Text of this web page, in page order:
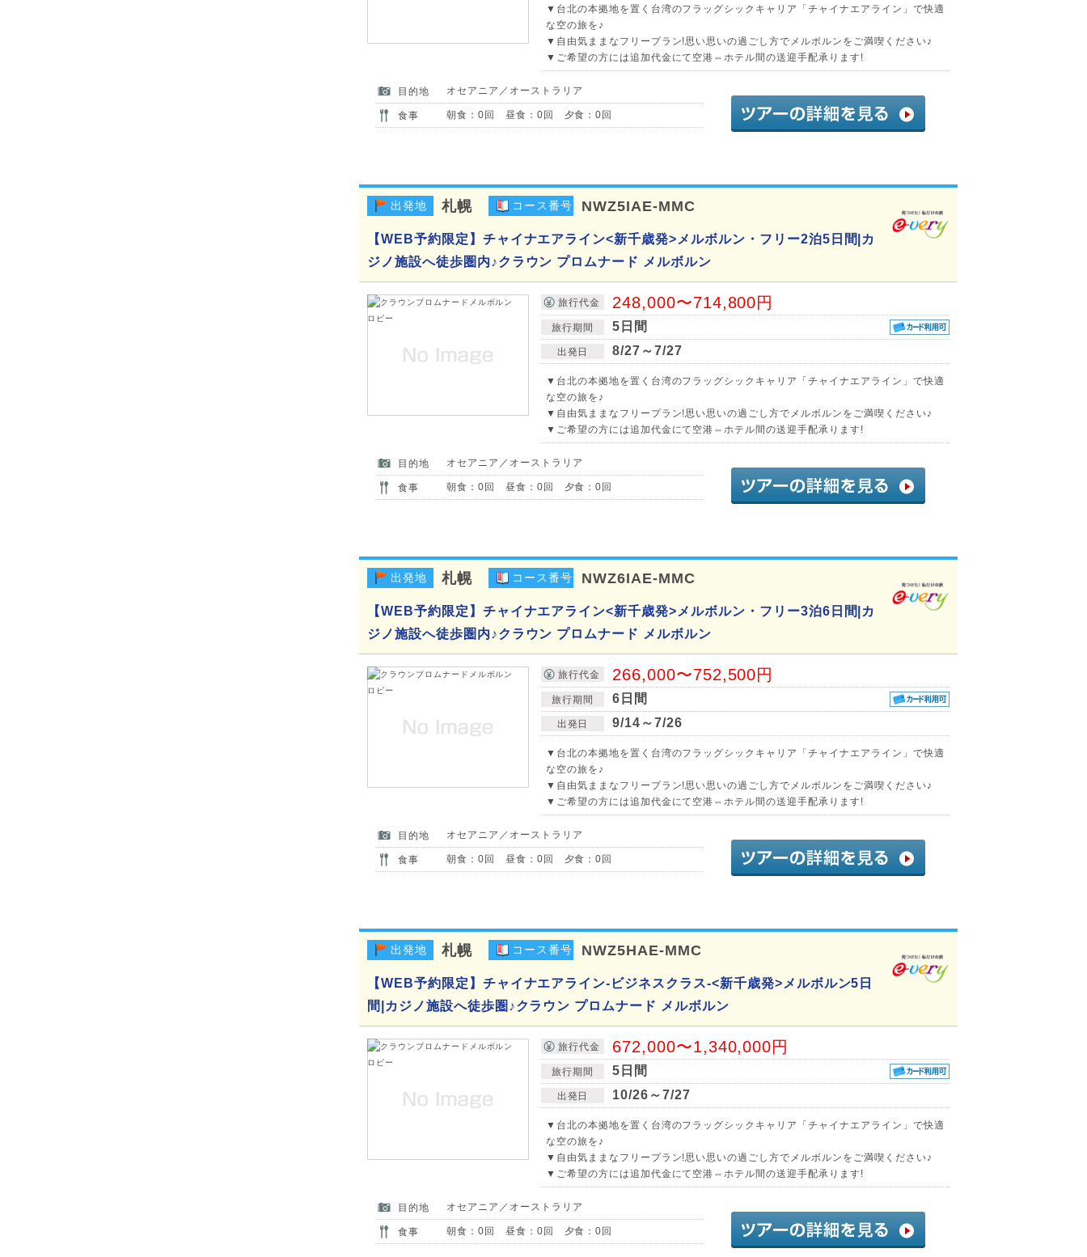
▼台北の本拠地を置く台湾のフラッグシックキャリア「チャイナエアライン」で快適
な空の旅を♪
▼自由気ままなフリープラン!思い思いの過ごし方でメルボルンをご満喫ください♪
▼ご希望の方には追加代金にて空港⇔ホテル間の送迎手配承ります!
目的地 オセアニア／オーストラリア
食事 朝食：0回 昼食：0回 夕食：0回
出発地 札幌 コース番号 NWZ5IAE-MMC
【WEB予約限定】チャイナエアライン<新千歳発>メルボルン・フリー2泊5日間|カ
ジノ施設へ徒歩圏内♪クラウン プロムナード メルボルン
旅行代金 248,000〜714,800円
旅行期間 5日間
出発日 8/27～7/27
▼台北の本拠地を置く台湾のフラッグシックキャリア「チャイナエアライン」で快適
な空の旅を♪
▼自由気ままなフリープラン!思い思いの過ごし方でメルボルンをご満喫ください♪
▼ご希望の方には追加代金にて空港⇔ホテル間の送迎手配承ります!
目的地 オセアニア／オーストラリア
食事 朝食：0回 昼食：0回 夕食：0回
出発地 札幌 コース番号 NWZ6IAE-MMC
【WEB予約限定】チャイナエアライン<新千歳発>メルボルン・フリー3泊6日間|カ
ジノ施設へ徒歩圏内♪クラウン プロムナード メルボルン
旅行代金 266,000〜752,500円
旅行期間 6日間
出発日 9/14～7/26
▼台北の本拠地を置く台湾のフラッグシックキャリア「チャイナエアライン」で快適
な空の旅を♪
▼自由気ままなフリープラン!思い思いの過ごし方でメルボルンをご満喫ください♪
▼ご希望の方には追加代金にて空港⇔ホテル間の送迎手配承ります!
目的地 オセアニア／オーストラリア
食事 朝食：0回 昼食：0回 夕食：0回
出発地 札幌 コース番号 NWZ5HAE-MMC
【WEB予約限定】チャイナエアライン-ビジネスクラス-<新千歳発>メルボルン5日
間|カジノ施設へ徒歩圏♪クラウン プロムナード メルボルン
旅行代金 672,000〜1,340,000円
旅行期間 5日間
出発日 10/26～7/27
▼台北の本拠地を置く台湾のフラッグシックキャリア「チャイナエアライン」で快適
な空の旅を♪
▼自由気ままなフリープラン!思い思いの過ごし方でメルボルンをご満喫ください♪
▼ご希望の方には追加代金にて空港⇔ホテル間の送迎手配承ります!
目的地 オセアニア／オーストラリア
食事 朝食：0回 昼食：0回 夕食：0回